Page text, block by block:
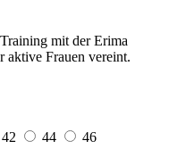
mit der Erima
aktive Frauen vereint.
42 44
46